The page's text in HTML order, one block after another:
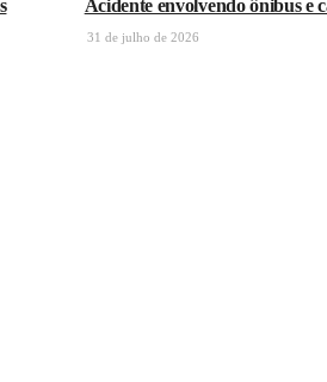
Acidente envolvendo ônibus e
31 de julho de 2026